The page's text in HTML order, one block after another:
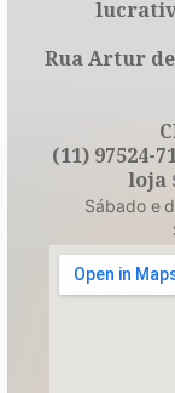
Rua Artur de
(11) 97524-
loja
Sábado e